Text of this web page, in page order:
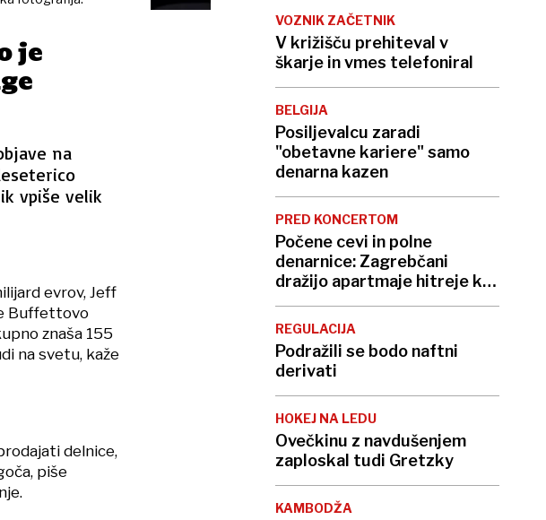
je
na
vpiše velik
evrov, Jeff
Buffettovo
znaša 155
na svetu, kaže
delnice,
piše
VOZNIK ZAČETNIK
V križišču prehiteval v
škarje in vmes telefoniral
BELGIJA
Posiljevalcu zaradi
"obetavne kariere" samo
denarna kazen
PRED KONCERTOM
Počene cevi in polne
denarnice: Zagrebčani
dražijo apartmaje hitreje kot
Thompson slavi domovino
REGULACIJA
Podražili se bodo naftni
derivati
HOKEJ NA LEDU
Ovečkinu z navdušenjem
zaploskal tudi Gretzky
KAMBODŽA